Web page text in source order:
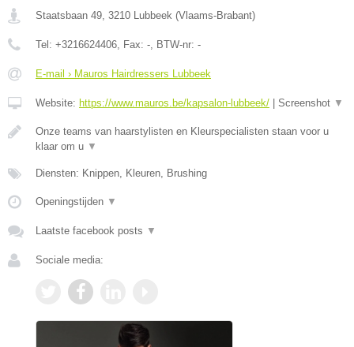
Staatsbaan 49 3210 Lubbeek (Vlaams-Brabant)
Tel: +3216624406 , Fax: - , BTW-nr: -
E-mail › Mauros Hairdressers Lubbeek
Website: https://www.mauros.be/kapsalon-lubbeek/ Screenshot ▼
Onze teams van haarstylisten en Kleurspecialisten staan voor u
klaar om u ▼
Diensten: Knippen, Kleuren, Brushing
Openingstijden ▼
Laatste facebook posts ▼
Sociale media: